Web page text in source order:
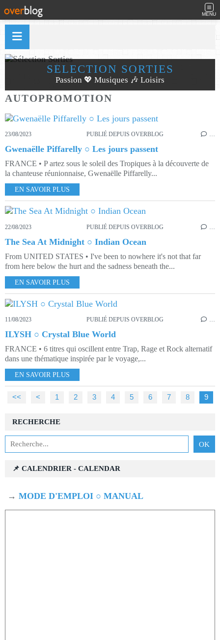
MENU
SÉLECTION SORTIES
Passion 💖 Musiques 🎶 Loisirs
AUTOPROMOTION
23/08/2023 PUBLIÉ DEPUIS OVERBLOG …
Gwenaëlle Piffarelly ○ Les jours passent
FRANCE • P artez sous le soleil des Tropiques à la découverte de
la chanteuse réunionnaise, Gwenaëlle Piffarelly...
EN SAVOIR PLUS
22/08/2023 PUBLIÉ DEPUIS OVERBLOG
The Sea At Midnight ○ Indian Ocean
From UNITED STATES • I've been to nowhere it's not that far
from here below the hurt and the sadness beneath the...
EN SAVOIR PLUS
11/08/2023 PUBLIÉ DEPUIS OVERBLOG …
ILYSH ○ Crystal Blue World
FRANCE • 6 titres qui oscillent entre Trap, Rage et Rock alternatif
dans une thématique inspirée par le voyage,...
EN SAVOIR PLUS
<< < 1 2 3 4 5 6 7 8 9
RECHERCHE
📌 CALENDRIER - CALENDAR
→ MODE D'EMPLOI ○ MANUAL